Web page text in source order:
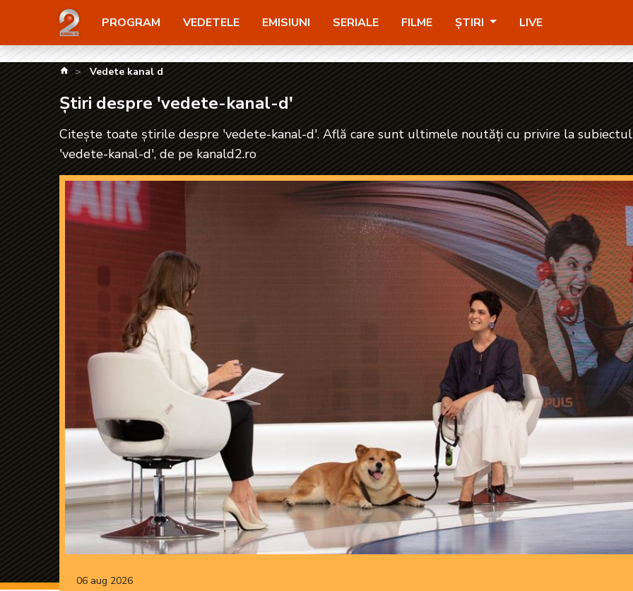
Știri despre 'vedete-kanal-d'| kanald2.ro
PROGRAM VEDETELE EMISIUNI SERIALE FILME ȘTIRI LIVE
kanald.ro
Vedete kanal d
Știri despre 'vedete-kanal-d'
Citește toate știrile despre 'vedete-kanal-d'. Află care sunt ultimele noutăți cu privire la subiectul
'vedete-kanal-d', de pe kanald2.ro
06 aug 2026